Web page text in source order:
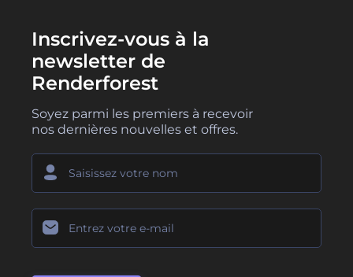
Inscrivez-vous à la
newsletter de
Renderforest
Soyez parmi les premiers à recevoir
nos dernières nouvelles et offres.